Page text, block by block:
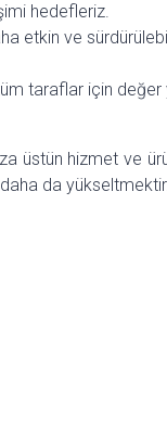
hedefleriz.
etkin ve
taraflar için değer
üstün hizmet ve
da